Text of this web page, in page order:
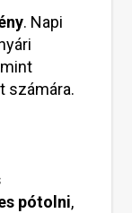
. Napi
számára.
pótolni,